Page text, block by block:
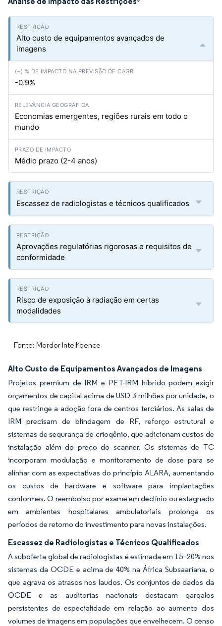
Alto custo de equipamentos avançados de
imagens
-0.9%
Economias emergentes, regiões rurais em todo o
mundo
Médio prazo (2-4 anos)
Escassez de radiologistas e técnicos qualificados
Aprovações regulatórias rigorosas e requisitos de
conformidade
Risco de exposição à radiação em certas
modalidades
Fonte: Mordor Intelligence
Alto Custo de Equipamentos Avançados de Imagens
Projetos premium de IRM e PET-IRM híbrido podem exigir
orçamentos de capital acima de USD 3 milhões por unidade, o
que restringe a adoção fora de centros terciários. As salas de
IRM precisam de blindagem de RF, reforço estrutural e
sistemas de segurança de criogênio, que adicionam custos de
instalação além do preço do scanner. Os sistemas de TC
incorporam modulação e monitoramento de dose para se
alinhar com as expectativas do princípio ALARA, aumentando
os custos de hardware e software para implantações
conformes. O reembolso por exame em declínio ou estagnado
em ambientes hospitalares ambulatoriais prolonga os
períodos de retorno do investimento para novas instalações.
Escassez de Radiologistas e Técnicos Qualificados
A suboferta global de radiologistas é estimada em 15–20% nos
sistemas da OCDE e acima de 40% na África Subsaariana, o
que agrava os atrasos nos laudos. Os conjuntos de dados da
OCDE e as auditorias nacionais destacam gargalos
persistentes de especialidade em relação ao aumento dos
volumes de imagens em populações que envelhecem. O censo